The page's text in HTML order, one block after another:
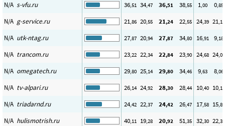
N/A s-vfu.ru 36,51 34,47 36,51 38,55 1,00 0,85
N/A g-service.ru 21,86 20,55 21,24 22,55 24,39 21,11
N/A utk-ntag.ru 27,87 20,94 27,87 34,80 16,91 9,18
N/A trancom.ru 23,22 22,34 22,84 23,90 24,68 24,03
N/A omegatech.ru 29,80 25,14 29,80 34,46 9,63 8,06
N/A tv-alpari.ru 26,14 24,92 28,30 28,44 10,40 10,17
N/A triadarnd.ru 24,42 22,37 24,42 26,47 17,58 15,81
N/A hulismotrish.ru 40,11 19,28 20,92 51,35 32,30 22,30